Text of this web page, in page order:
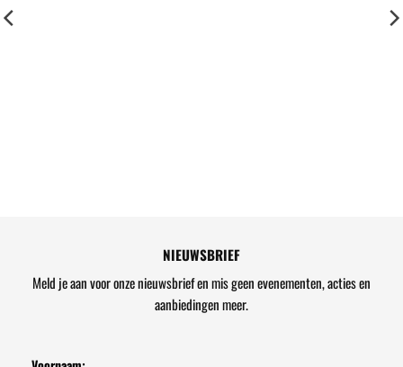
NIEUWSBRIEF
Meld je aan voor onze nieuwsbrief en mis geen evenementen, acties en
aanbiedingen meer.